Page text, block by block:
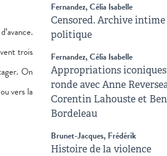
trois
On
vers la
Fernandez, Célia Isabelle
Censored. Archive intime
politique
Fernandez, Célia Isabelle
Appropriations
ronde avec Anne
Corentin Lahouste et
Bordeleau
Brunet-Jacques, Frédérik
Histoire de la violence